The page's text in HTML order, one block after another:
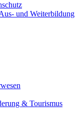
und Weiterbildung
& Tourismus